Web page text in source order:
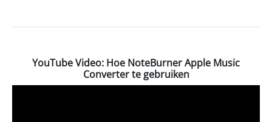
YouTube Video: Hoe NoteBurner Apple Music
Converter te gebruiken